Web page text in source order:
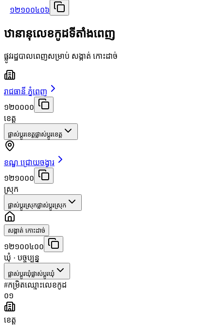
១២១០០៤០៦
ឋានានុលេខកូដទីតាំងពេញ
ផ្លូវរដ្ឋបាលពេញសម្រាប់ សង្កាត់ កោះដាច់
រាជធានី ភ្នំពេញ
១២០០០០
ខេត្ត
ផ្លាស់ប្តូរខេត្តផ្លាស់ប្តូរខេត្ត
ខណ្ឌ ជ្រោយចង្វារ
១២១០០០
ស្រុក
ផ្លាស់ប្តូរស្រុកផ្លាស់ប្តូរស្រុក
សង្កាត់ កោះដាច់
១២១០០៤០០
ឃុំ · បច្ចុប្បន្ន
ផ្លាស់ប្តូរឃុំផ្លាស់ប្តូរឃុំ
#កម្រិតឈ្មោះលេខកូដ
០១
ខេត្ត